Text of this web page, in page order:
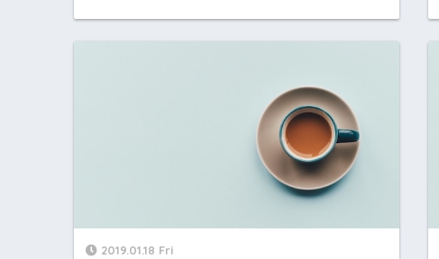
2019.01.18 Fri